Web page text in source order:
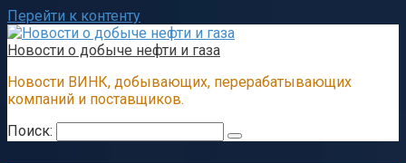
Перейти к контенту
Новости о добыче нефти и газа
Новости ВИНК, добывающих, перерабатывающих
компаний и поставщиков.
Поиск: